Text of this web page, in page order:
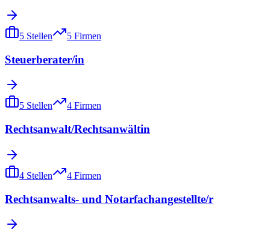
5 Stellen 5 Firmen
Steuerberater/in
5 Stellen 4 Firmen
Rechtsanwalt/Rechtsanwältin
4 Stellen 4 Firmen
Rechtsanwalts- und Notarfachangestellte/r